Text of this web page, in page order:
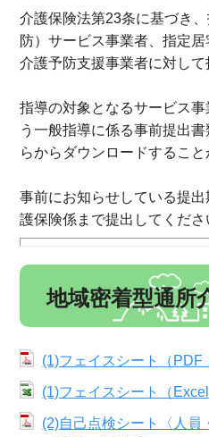
介護保険法第23条に基づき
防）サービス事業者、指定
介護予防支援事業者に対して
指導の対象となるサービス
う一般指導に係る事前提出
らからダウンロードすること
事前にお知らせしている提
護保険係まで提出してくださ
地域密着型通所
(1)フェイスシート（PDF
(1)フェイスシート（Excel
(2)自己点検シート〈人員